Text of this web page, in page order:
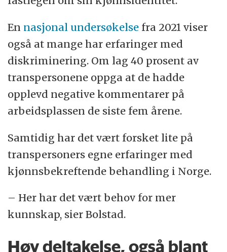
En nasjonal undersøkelse fra 2021 viser
også at mange har erfaringer med
diskriminering. Om lag 40 prosent av
transpersonene oppga at de hadde
opplevd negative kommentarer på
arbeidsplassen de siste fem årene.
Samtidig har det vært forsket lite på
transpersoners egne erfaringer med
kjønnsbekreftende behandling i Norge.
– Her har det vært behov for mer
kunnskap, sier Bolstad.
Høy deltakelse, også blant